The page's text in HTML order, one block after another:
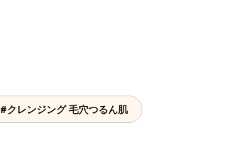
#クレンジング 毛穴つるん肌